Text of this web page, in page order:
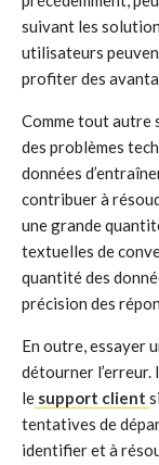
suivant les
utilisateurs
profiter des
Comme tout autre
des problèmes
données
contribuer à
une grande
textuelles de
quantité des
précision des
En outre, essayer
détourner l’erreur.
le support client
tentatives de
identifier et à